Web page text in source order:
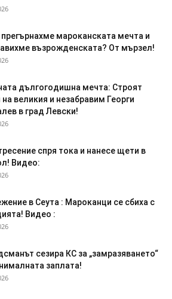
мароканската мечта и
възрожденската? От мързел!
дългогодишна мечта: Строят
на великия и незабравим Георги
в град Левски!
спря тока и нанесе щети в
Видео:
в Сеута : Мароканци се сбиха с
Видео :
сезира КС за „замразяването“
заплата!